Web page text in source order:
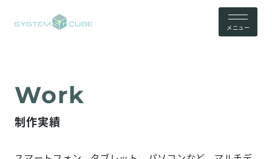
メニュー
制作実績